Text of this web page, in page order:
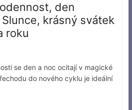
den
krásný svátek
roku
se den a noc ocitají v magické
do nového cyklu je ideální